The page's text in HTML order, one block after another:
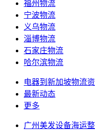
福州物流
宁波物流
义乌物流
淄博物流
石家庄物流
哈尔滨物流
电器到新加坡物流
最新动态
更多
广州美发设备海运